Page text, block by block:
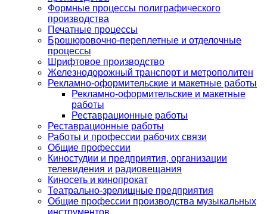
Формные процессы полиграфического
производства
Печатные процессы
Брошюровочно-переплетные и отделочные
процессы
Шрифтовое производство
Железнодорожный транспорт и метрополитен
Рекламно-оформительские и макетные работы
Рекламно-оформительские и макетные
работы
Реставрационные работы
Реставрационные работы
Работы и профессии рабочих связи
Общие профессии
Киностудии и предприятия, организации
телевидения и радиовещания
Киносеть и кинопрокат
Театрально-зрелищные предприятия
Общие профессии производства музыкальных
инструментов